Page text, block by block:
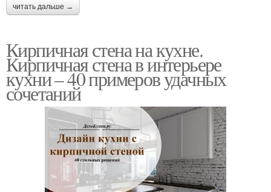
читать дальше →
Кирпичная стена на кухне.
Кирпичная стена в интерьере
кухни – 40 примеров удачных
сочетаний